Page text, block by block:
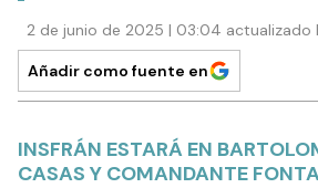
2 de junio de 2025 | 03:04 actualizado
Añadir como fuente en
INSFRÁN ESTARÁ EN
CASAS Y COMANDANTE